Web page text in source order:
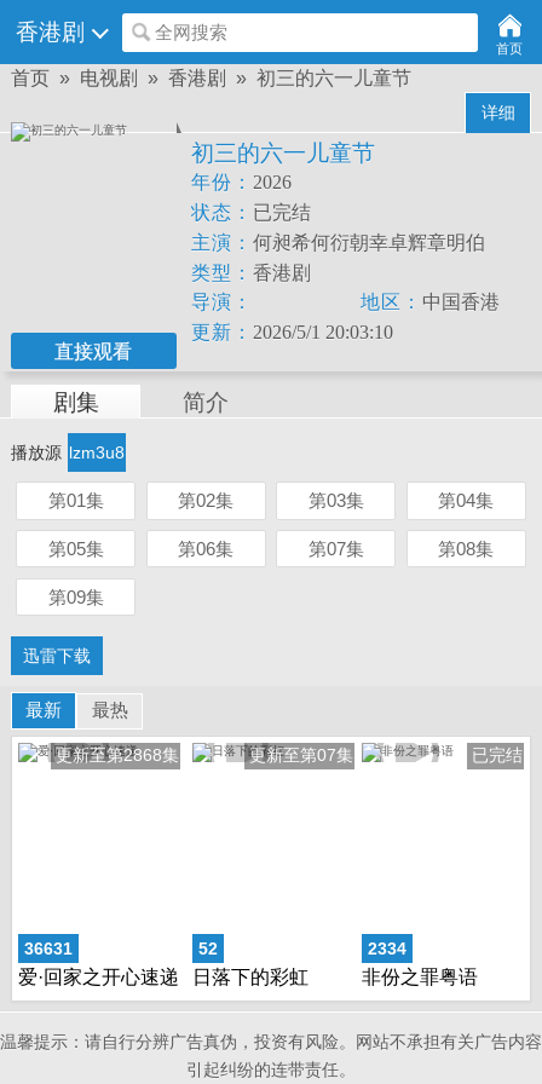
香港剧 全网搜索
首页
首页» 电视剧 » 香港剧 » 初三的六一儿童节
详细
直接观看
初三的六一儿童节
年份： 2026
状态： 已完结
主演： 何昶希何衍朝幸卓辉章明伯
类型： 香港剧
导演：
地区： 中国香港
更新： 2026/5/1 20:03:10
剧集 简介
播放源 lzm3u8
第01集 第02集 第03集 第04集
第05集 第06集 第07集 第08集
第09集
迅雷下载
最新 最热
36631
更新至第2868集
爱·回家之开心速递
52
更新至第07集
日落下的彩虹
2334
已完结
非份之罪粤语
温馨提示：请自行分辨广告真伪，投资有风险。网站不承担有关广告内容
引起纠纷的连带责任。